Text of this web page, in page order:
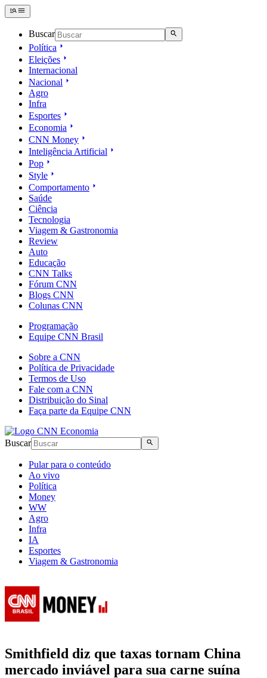
Buscar
Política
Eleições
Internacional
Nacional
Agro
Infra
Esportes
Economia
CNN Money
Inteligência Artificial
Pop
Style
Comportamento
Saúde
Ciência
Tecnologia
Viagem & Gastronomia
Review
Auto
Educação
CNN Talks
Fórum CNN
Blogs CNN
Colunas CNN
Programação
Equipe CNN Brasil
Sobre a CNN
Política de Privacidade
Termos de Uso
Fale com a CNN
Distribuição do Sinal
Faça parte da Equipe CNN
Buscar
Pular para o conteúdo
Ao vivo
Política
Money
WW
Agro
Infra
IA
Esportes
Viagem & Gastronomia
Smithfield diz que taxas tornam China
mercado inviável para sua carne suína